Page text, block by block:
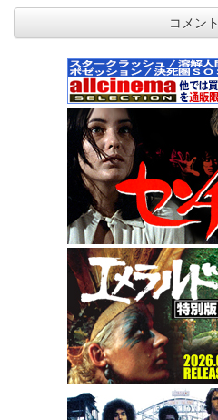
コメント